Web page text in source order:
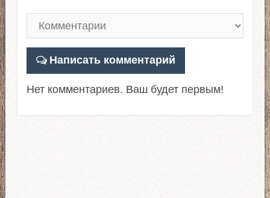
Написать комментарий
Нет комментариев. Ваш будет первым!